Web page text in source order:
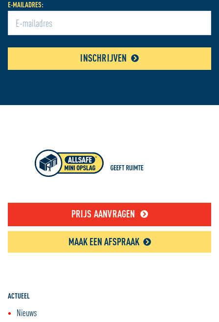
E-MAILADRES:
INSCHRIJVEN
PRIJS AANVRAGEN
MAAK EEN AFSPRAAK
ACTUEEL
Nieuws